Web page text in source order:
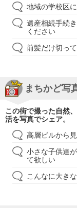
地域の学校区
遺産相続手続
ください
前髪だけ切っ
まちかど写
この街で撮った自然
活を写真でシェア。
高層ビルから
小さな子供達
て欲しい
こんなに大き